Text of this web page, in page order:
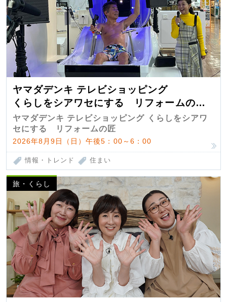
ヤマダデンキ テレビショッピング
くらしをシアワセにする リフォームの
匠 第7弾
ヤマダデンキ テレビショッピング くらしをシアワ
セにする リフォームの匠
2026年8月9日（日）午後5：00～6：00
情報・トレンド 住まい
旅・くらし